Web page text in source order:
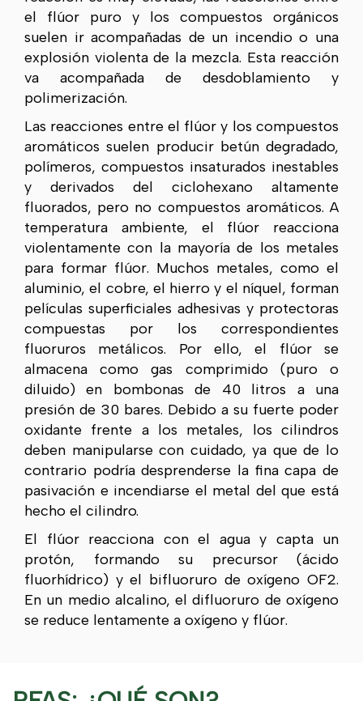
el flúor puro y los compuestos orgánicos
suelen ir acompañadas de un incendio o una
explosión violenta de la mezcla. Esta reacción
va acompañada de desdoblamiento y
polimerización.
Las reacciones entre el flúor y los compuestos
aromáticos suelen producir betún degradado,
polímeros, compuestos insaturados inestables
y derivados del ciclohexano altamente
fluorados, pero no compuestos aromáticos. A
temperatura ambiente, el flúor reacciona
violentamente con la mayoría de los metales
para formar flúor. Muchos metales, como el
aluminio, el cobre, el hierro y el níquel, forman
películas superficiales adhesivas y protectoras
compuestas por los correspondientes
fluoruros metálicos. Por ello, el flúor se
almacena como gas comprimido (puro o
diluido) en bombonas de 40 litros a una
presión de 30 bares. Debido a su fuerte poder
oxidante frente a los metales, los cilindros
deben manipularse con cuidado, ya que de lo
contrario podría desprenderse la fina capa de
pasivación e incendiarse el metal del que está
hecho el cilindro.
El flúor reacciona con el agua y capta un
protón, formando su precursor (ácido
fluorhídrico) y el bifluoruro de oxígeno OF2.
En un medio alcalino, el difluoruro de oxígeno
se reduce lentamente a oxígeno y flúor.